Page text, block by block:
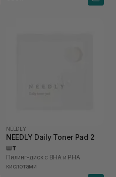
NEEDLY
NEEDLY Daily Toner Pad 2
шт
Пилинг-диск с BHA и PHA
кислотами